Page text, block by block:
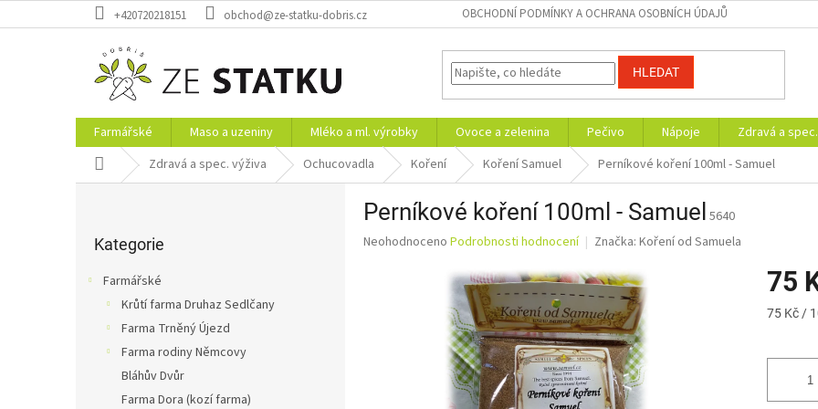
na
+420720218151 obchod@ze-statku-dobris.cz OBCHODNÍ PODMÍNKY A OCHRANA OSOBNÍCH ÚDAJŮ
HLEDAT
Farmářské Maso a uzeniny Mléko a ml. výrobky Ovoce a zelenina Pečivo Nápoje Zdravá a
Domů Zdravá a spec. výživa Ochucovadla Koření Koření Samuel Perníkové koření 100ml - Samuel
kategorie
Kategorie
Farmářské
Krůtí farma Druhaz Sedlčany
Farma Trněný Újezd
Farma rodiny Němcovy
Bláhův Dvůr
Farma Dora (kozí farma)
Perníkové koření 100ml - Samuel 5640
Průměrné
Neohodnoceno Podrobnosti hodnocení Značka: Koření od Samuela
75
Měrná
75 Kč /